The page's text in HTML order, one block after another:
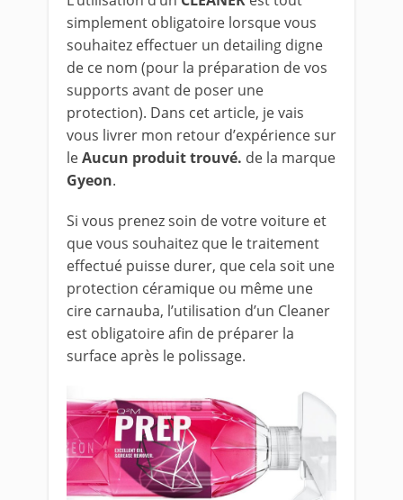
simplement obligatoire lorsque vous
souhaitez effectuer un detailing digne
de ce nom (pour la préparation de vos
supports avant de poser une
protection). Dans cet article, je vais
vous livrer mon retour d’expérience sur
leAucun produit trouvé. de la marque
Gyeon.
Si vous prenez soin de votre voiture et
que vous souhaitez que le traitement
effectué puisse durer, que cela soit une
protection céramique ou même une
cire carnauba, l’utilisation d’un Cleaner
est obligatoire afin de préparer la
surface après le polissage.